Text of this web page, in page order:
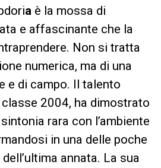
a è la mossa di
e affascinante che la
Non si tratta
numerica, ma di una
e di campo. Il talento
classe 2004, ha dimostrato
rara con l’ambiente
in una delle poche
annata. La sua